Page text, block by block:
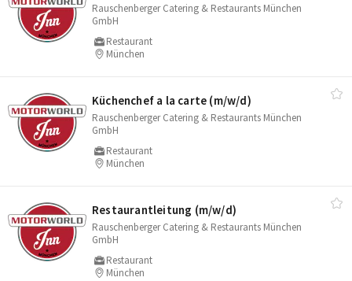
Rauschenberger Catering & Restaurants München
GmbH
Restaurant
München
Küchenchef a la carte (m/​w/​d)
Rauschenberger Catering & Restaurants München
GmbH
Restaurant
München
Restaurantleitung (m/​w/​d)
Rauschenberger Catering & Restaurants München
GmbH
Restaurant
München